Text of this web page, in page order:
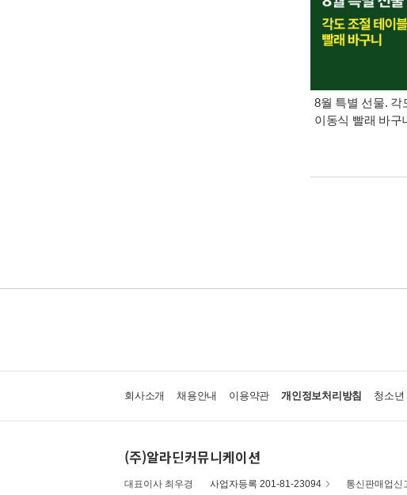
8월 특별 선물. 각
이동식 빨래 바구
회사소개 채용안내 이용약관 개인정보처리방침 청소년
(주)알라딘커뮤니케이션
대표이사 최우경 사업자등록 201-81-23094 통신판매업